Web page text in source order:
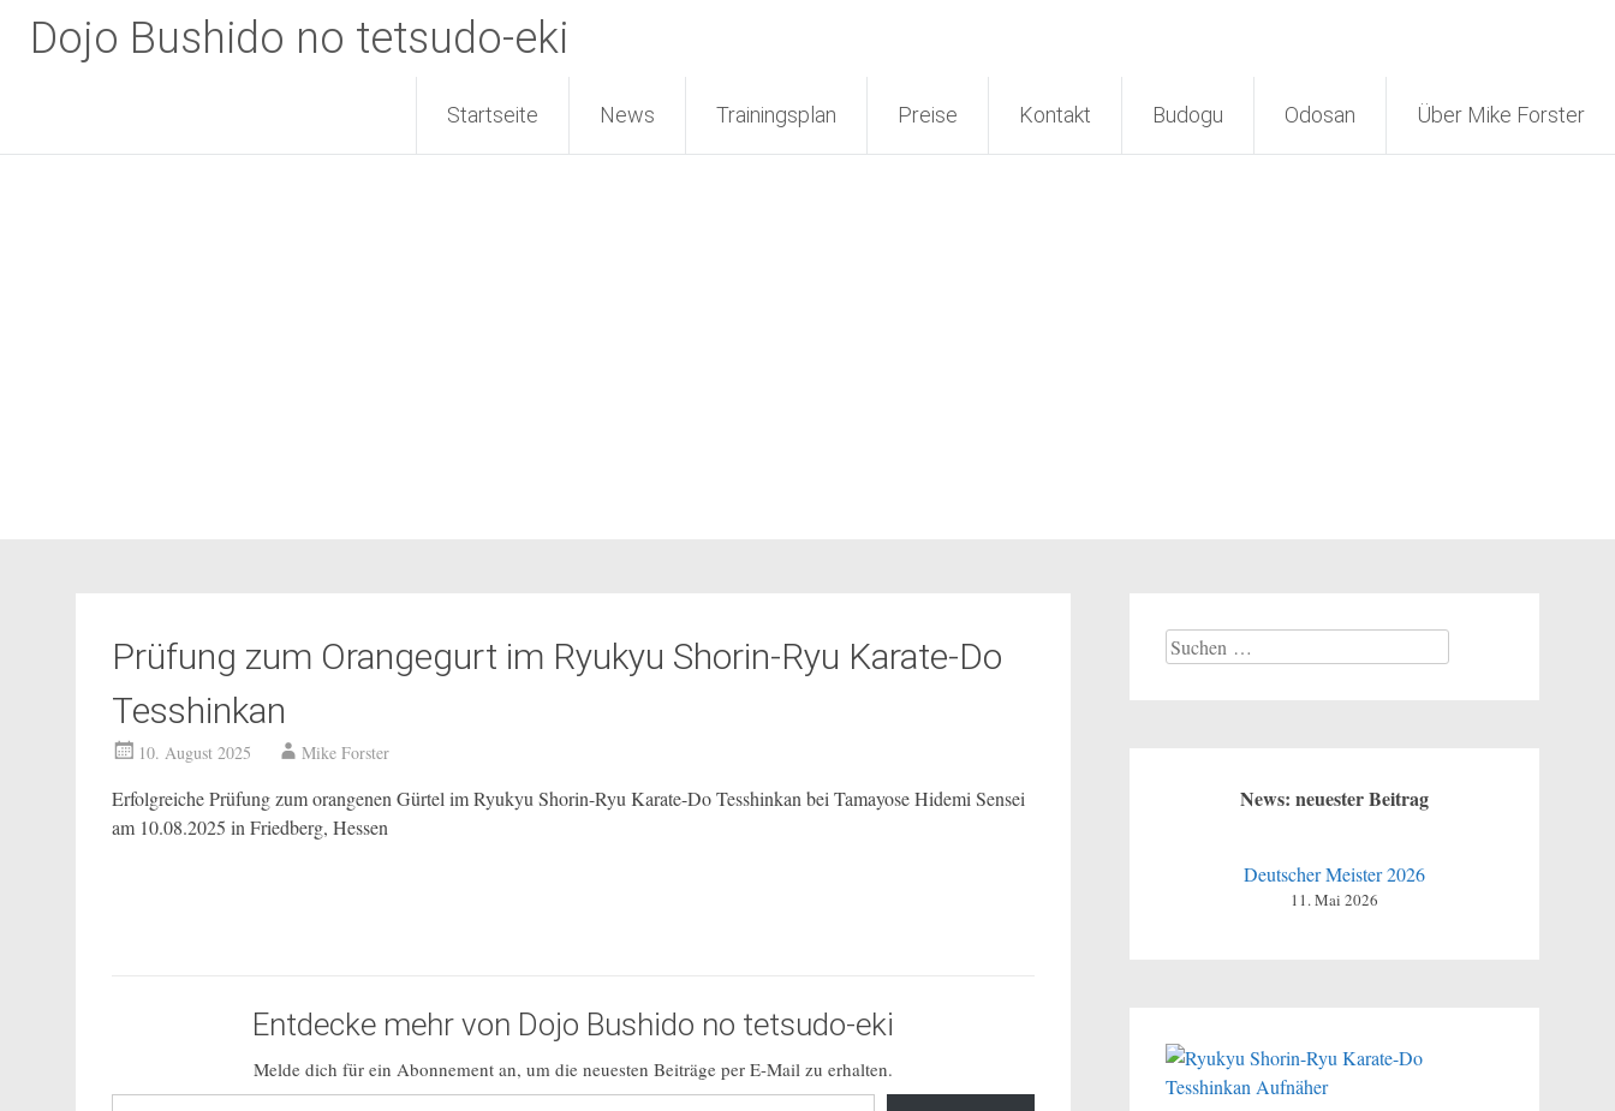
Dojo Bushido no tetsudo-eki
Startseite News Trainingsplan Preise Kontakt Budogu Odosan Über Mike Forster
Prüfung zum Orangegurt im Ryukyu Shorin-Ryu Karate-Do
Tesshinkan
10. August 2025 Mike Forster
Erfolgreiche Prüfung zum orangenen Gürtel im Ryukyu Shorin-Ryu Karate-Do Tesshinkan bei Tamayose Hidemi Sensei
am 10.08.2025 in Friedberg, Hessen
Entdecke mehr von Dojo Bushido no tetsudo-eki
Melde dich für ein Abonnement an, um die neuesten Beiträge per E-Mail zu erhalten.
Gib deine E-Mail-Adresse ein ...
Suchen
nach:
News: neuester Beitrag
Deutscher Meister 2026
11. Mai 2026